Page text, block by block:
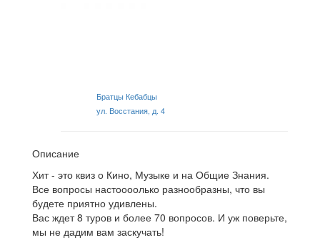
Братцы Кебабцы
ул. Восстания, д. 4
Описание
Хит - это квиз о Кино, Музыке и на Общие Знания.
Все вопросы настоооолько разнообразны, что вы
будете приятно удивлены.
Вас ждет 8 туров и более 70 вопросов. И уж поверьте,
мы не дадим вам заскучать!